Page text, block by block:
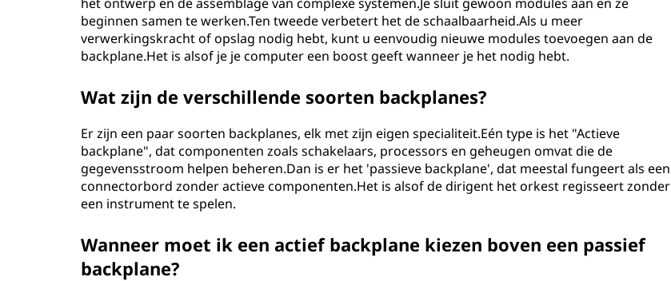
beginnen samen te werken.Ten tweede verbetert het de schaalbaarheid.Als u meer
verwerkingskracht of opslag nodig hebt, kunt u eenvoudig nieuwe modules toevoegen aan de
backplane.Het is alsof je je computer een boost geeft wanneer je het nodig hebt.
Wat zijn de verschillende soorten backplanes?
Er zijn een paar soorten backplanes, elk met zijn eigen specialiteit.Eén type is het "Actieve
backplane", dat componenten zoals schakelaars, processors en geheugen omvat die de
gegevensstroom helpen beheren.Dan is er het 'passieve backplane', dat meestal fungeert als een
connectorbord zonder actieve componenten.Het is alsof de dirigent het orkest regisseert zonder
een instrument te spelen.
Wanneer moet ik een actief backplane kiezen boven een passief
backplane?